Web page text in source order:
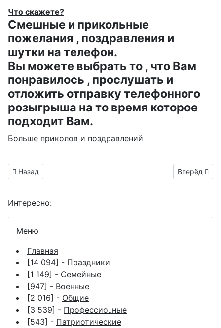
Что скажете?
Смешные и прикольные
пожелания , поздравления и
шутки на телефон.
Вы можете выбрать то , что Вам
понравилось , прослушать и
отложить отправку телефонного
розыгрыша на то время которое
подходит Вам.
Больше приколов и поздравлений
Предыдущий материал: анимашка с салютом для любимой
Назад Следующий
Вперёд
Интересно:
Меню
Главная
[14 094] - Праздники
[1 149] - Семейные
[947] - Военные
[2 016] - Общие
[3 539] - Профессио..ные
[543] - Патриотические